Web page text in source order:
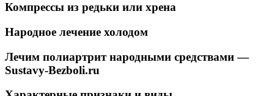
Компрессы из редьки или хрена
Народное лечение холодом
Лечим полиартрит народными средствами —
Sustavy-Bezboli.ru